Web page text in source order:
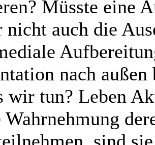
Müsste eine
nicht auch die
nach
wir tun? Leben